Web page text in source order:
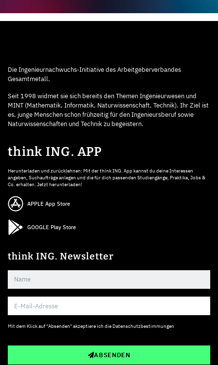
Die Ingenieurnachwuchs-Initiative des Arbeitgeberverbandes
Gesamtmetall.
Seit 1998 widmet sie sich bereits den Themen Ingenieurwesen und
MINT (Mathematik, Informatik, Naturwissenschaft, Technik). Ihr Ziel ist
es, junge Menschen schon frühzeitig für den Ingenieursberuf sowie
Naturwissenschaften und Technik zu begeistern.
think ING. APP
Herunterladen und zurücklehnen: Mit der think ING. App kannst du deine Interessen
angeben, Suchaufträge anlegen und die für dich passenden Studiengänge, Praktika, Jobs &
Co. erhalten. Jetzt herunterladen!
APPLE App Store
GOOGLE Play Store
think ING. Newsletter
Mit dem Klick auf "Absenden" akzeptiere ich die Datenschutzbestimmungen
ABSENDEN